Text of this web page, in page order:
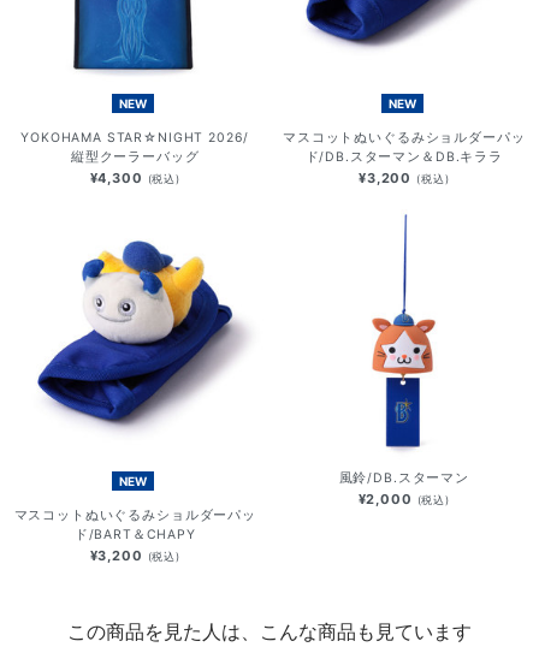
NEW
YOKOHAMA STAR☆NIGHT 2026/
縦型クーラーバッグ
¥4,300 (税込)
NEW
マスコットぬいぐるみショルダーパッ
ド/DB.スターマン＆DB.キララ
¥3,200 (税込)
NEW
マスコットぬいぐるみショルダーパッ
ド/BART＆CHAPY
¥3,200 (税込)
風鈴/DB.スターマン
¥2,000 (税込)
この商品を見た人は、こんな商品も見ています